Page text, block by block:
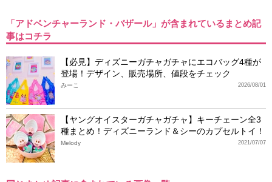
「アドベンチャーランド・バザール」が含まれているまとめ記
事はコチラ
【必見】ディズニーガチャガチャにエコバッグ4種が
登場！デザイン、販売場所、値段をチェック
2026/08/01
みーこ
【ヤングオイスターガチャガチャ】キーチェーン全3
種まとめ！ディズニーランド＆シーのカプセルトイ！
2021/07/07
Melody